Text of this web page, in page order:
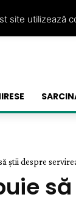
știi despre
site utilizează